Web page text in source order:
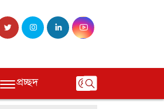
প্রচ্ছদ